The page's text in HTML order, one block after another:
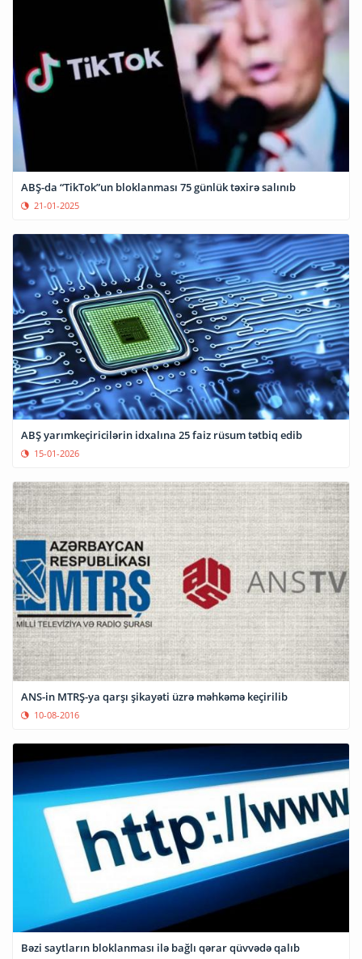
ABŞ-da “TikTok”un bloklanması 75 günlük təxirə salınıb
21-01-2025
ABŞ yarımkeçiricilərin idxalına 25 faiz rüsum tətbiq edib
15-01-2026
ANS-in MTRŞ-ya qarşı şikayəti üzrə məhkəmə keçirilib
10-08-2016
Bəzi saytların bloklanması ilə bağlı qərar qüvvədə qalıb